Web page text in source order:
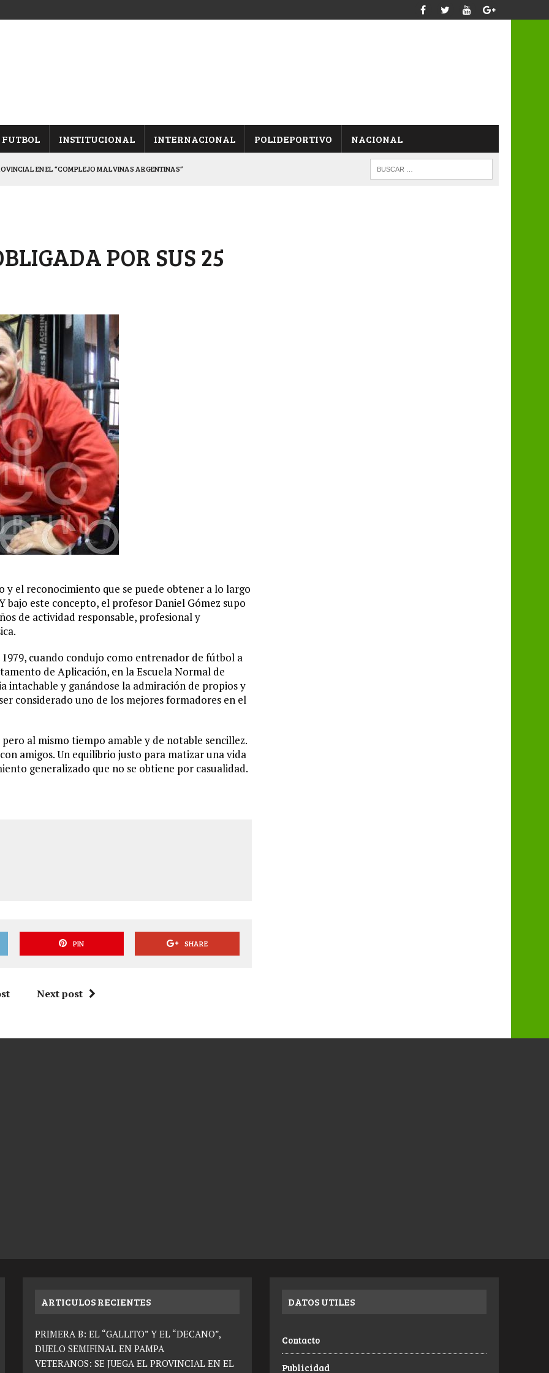
FUTBOL INSTITUCIONAL INTERNACIONAL POLIDEPORTIVO NACIONAL
EN EL “COMPLEJO MALVINAS ARGENTINAS”
SEMIFINAL EN PAMPA POR SUS 25
y el reconocimiento que se puede obtener a lo largo
este concepto, el profesor Daniel Gómez supo
de actividad responsable, profesional y
cuando condujo como entrenador de fútbol a
de Aplicación, en la Escuela Normal de
intachable y ganándose la admiración de propios y
considerado uno de los mejores formadores en el
al mismo tiempo amable y de notable sencillez.
amigos. Un equilibrio justo para matizar una vida
generalizado que no se obtiene por casualidad.
PIN SHARE
Next post
ARTICULOS RECIENTES
PRIMERA B: EL “GALLITO” Y EL “DECANO”,
DUELO SEMIFINAL EN PAMPA
VETERANOS: SE JUEGA EL PROVINCIAL EN EL
DATOS UTILES
Contacto
Publicidad